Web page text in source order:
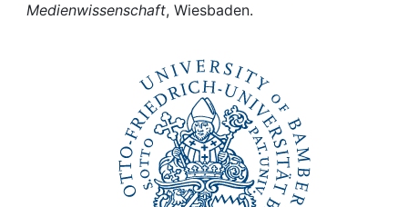
Awards
Medienwissenschaft, Wiesbaden.